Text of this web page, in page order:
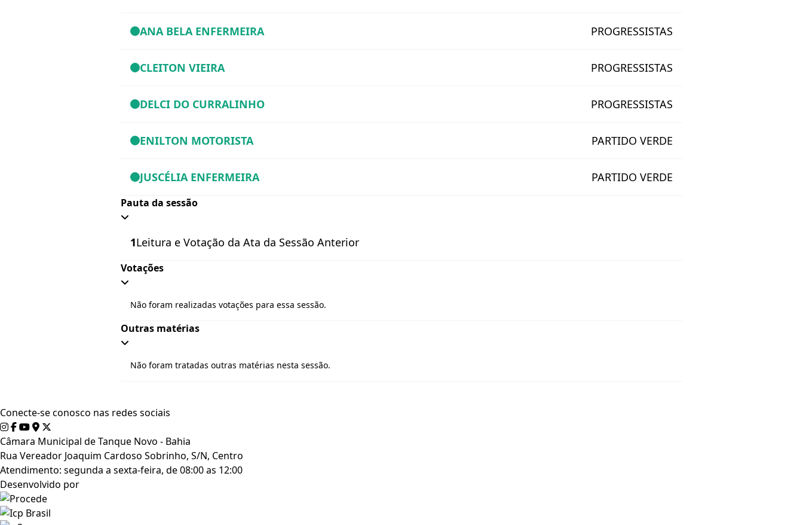
ANA BELA ENFERMEIRA PROGRESSISTAS
CLEITON VIEIRA PROGRESSISTAS
DELCI DO CURRALINHO PROGRESSISTAS
ENILTON MOTORISTA PARTIDO VERDE
JUSCÉLIA ENFERMEIRA PARTIDO VERDE
Pauta da sessão
1Leitura e Votação da Ata da Sessão Anterior
Votações
Não foram realizadas votações para essa sessão.
Outras matérias
Não foram tratadas outras matérias nesta sessão.
Conecte-se conosco nas redes sociais
Câmara Municipal de Tanque Novo - Bahia
Rua Vereador Joaquim Cardoso Sobrinho, S/N, Centro
Atendimento: segunda a sexta-feira, de 08:00 as 12:00
Desenvolvido por